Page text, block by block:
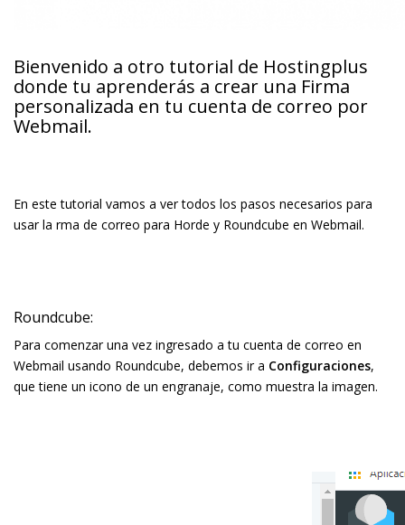
Bienvenido a otro tutorial de Hostingplus
donde tu aprenderás a crear una Firma
personalizada en tu cuenta de correo por
Webmail.
En este tutorial vamos a ver todos los pasos necesarios para
usar la firma de correo para Horde y Roundcube en Webmail.
Roundcube:
Para comenzar una vez ingresado a tu cuenta de correo en
Webmail usando Roundcube, debemos ir a Configuraciones,
que tiene un icono de un engranaje, como muestra la imagen.